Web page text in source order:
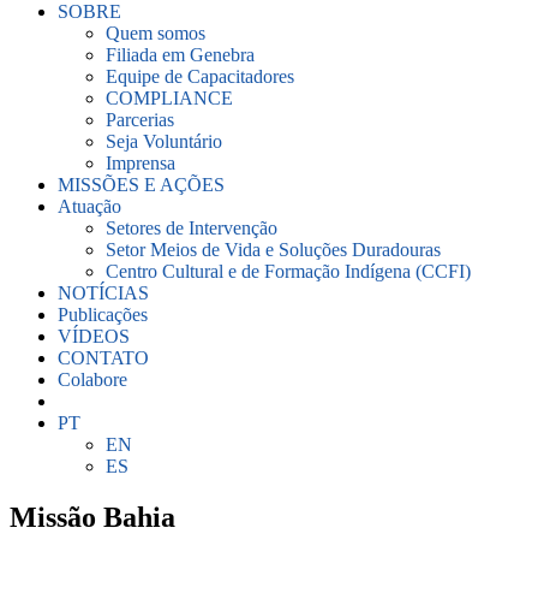
SOBRE
Quem somos
Filiada em Genebra
Equipe de Capacitadores
COMPLIANCE
Parcerias
Seja Voluntário
Imprensa
MISSÕES E AÇÕES
Atuação
Setores de Intervenção
Setor Meios de Vida e Soluções Duradouras
Centro Cultural e de Formação Indígena (CCFI)
NOTÍCIAS
Publicações
VÍDEOS
CONTATO
Colabore
PT
EN
ES
Missão Bahia